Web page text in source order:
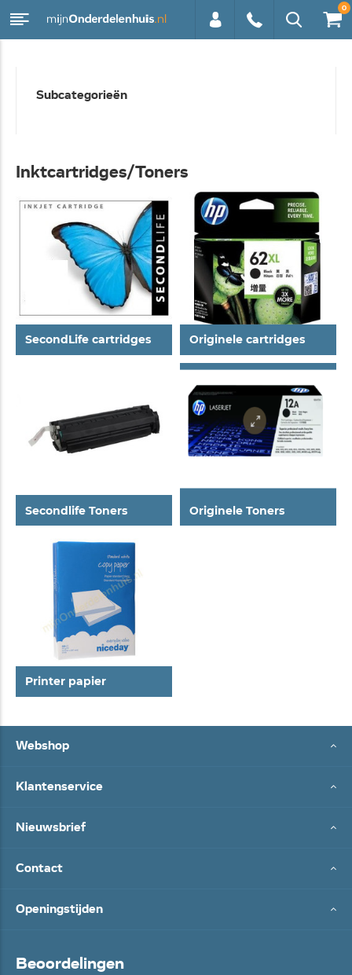
0
Subcategorieën
Inktcartridges/Toners
SecondLife cartridges Originele cartridges
Secondlife Toners Originele Toners
Printer papier
Webshop
Klantenservice
Nieuwsbrief
Contact
Openingstijden
Beoordelingen